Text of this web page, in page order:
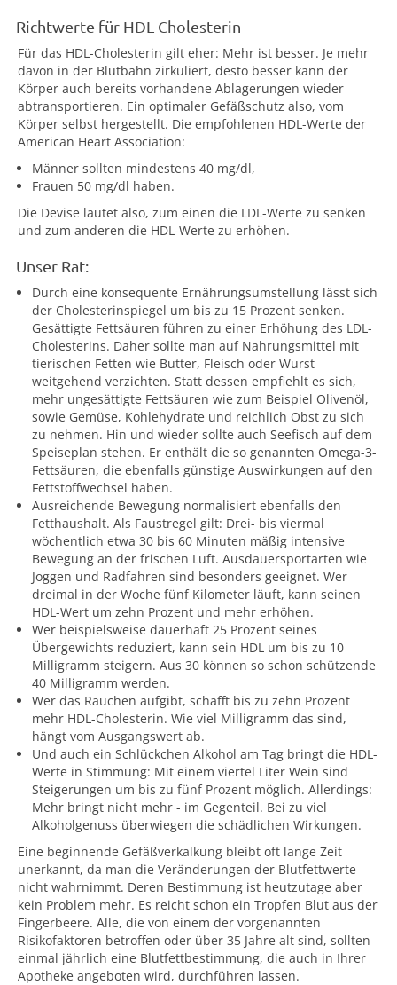
Richtwerte für HDL-Cholesterin
Für das HDL-Cholesterin gilt eher: Mehr ist besser. Je mehr
davon in der Blutbahn zirkuliert, desto besser kann der
Körper auch bereits vorhandene Ablagerungen wieder
abtransportieren. Ein optimaler Gefäßschutz also, vom
Körper selbst hergestellt. Die empfohlenen HDL-Werte der
American Heart Association:
Männer sollten mindestens 40 mg/dl,
Frauen 50 mg/dl haben.
Die Devise lautet also, zum einen die LDL-Werte zu senken
und zum anderen die HDL-Werte zu erhöhen.
Unser Rat:
Durch eine konsequente Ernährungsumstellung lässt sich
der Cholesterinspiegel um bis zu 15 Prozent senken.
Gesättigte Fettsäuren führen zu einer Erhöhung des LDL-
Cholesterins. Daher sollte man auf Nahrungsmittel mit
tierischen Fetten wie Butter, Fleisch oder Wurst
weitgehend verzichten. Statt dessen empfiehlt es sich,
mehr ungesättigte Fettsäuren wie zum Beispiel Olivenöl,
sowie Gemüse, Kohlehydrate und reichlich Obst zu sich
zu nehmen. Hin und wieder sollte auch Seefisch auf dem
Speiseplan stehen. Er enthält die so genannten Omega-3-
Fettsäuren, die ebenfalls günstige Auswirkungen auf den
Fettstoffwechsel haben.
Ausreichende Bewegung normalisiert ebenfalls den
Fetthaushalt. Als Faustregel gilt: Drei- bis viermal
wöchentlich etwa 30 bis 60 Minuten mäßig intensive
Bewegung an der frischen Luft. Ausdauersportarten wie
Joggen und Radfahren sind besonders geeignet. Wer
dreimal in der Woche fünf Kilometer läuft, kann seinen
HDL-Wert um zehn Prozent und mehr erhöhen.
Wer beispielsweise dauerhaft 25 Prozent seines
Übergewichts reduziert, kann sein HDL um bis zu 10
Milligramm steigern. Aus 30 können so schon schützende
40 Milligramm werden.
Wer das Rauchen aufgibt, schafft bis zu zehn Prozent
mehr HDL-Cholesterin. Wie viel Milligramm das sind,
hängt vom Ausgangswert ab.
Und auch ein Schlückchen Alkohol am Tag bringt die HDL-
Werte in Stimmung: Mit einem viertel Liter Wein sind
Steigerungen um bis zu fünf Prozent möglich. Allerdings:
Mehr bringt nicht mehr - im Gegenteil. Bei zu viel
Alkoholgenuss überwiegen die schädlichen Wirkungen.
Eine beginnende Gefäßverkalkung bleibt oft lange Zeit
unerkannt, da man die Veränderungen der Blutfettwerte
nicht wahrnimmt. Deren Bestimmung ist heutzutage aber
kein Problem mehr. Es reicht schon ein Tropfen Blut aus der
Fingerbeere. Alle, die von einem der vorgenannten
Risikofaktoren betroffen oder über 35 Jahre alt sind, sollten
einmal jährlich eine Blutfettbestimmung, die auch in Ihrer
Apotheke angeboten wird, durchführen lassen.